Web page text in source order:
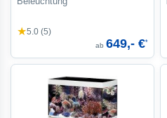
★5.0 (5)
ab 649,- €*